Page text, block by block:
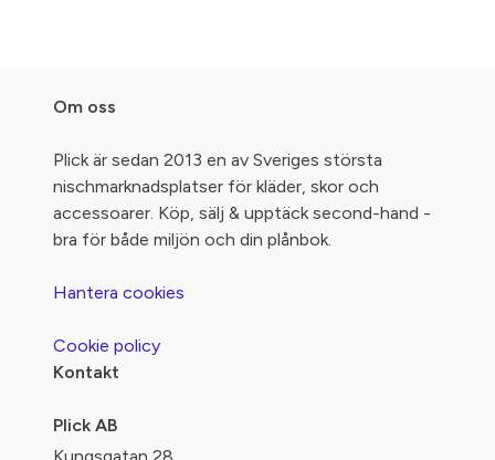
Om oss
Plick är sedan 2013 en av Sveriges största
nischmarknadsplatser för kläder, skor och
accessoarer. Köp, sälj & upptäck second-hand -
bra för både miljön och din plånbok.
Hantera cookies
Cookie policy
Kontakt
Plick AB